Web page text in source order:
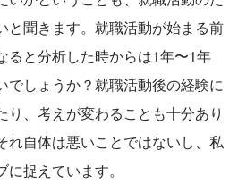
と聞きます。就職活動が始まる前
ると分析した時からは1年〜1年
でしょうか？就職活動後の経験に
り、考えが変わることも十分あり
れ自体は悪いことではないし、私
捉えています。